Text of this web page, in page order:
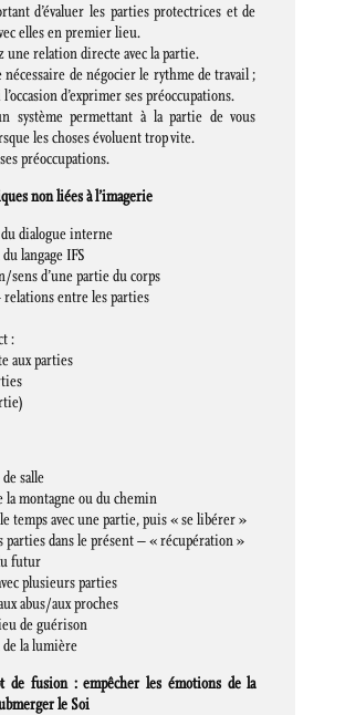
d’évaluer les parties protectrices et de
elles en premier lieu.
une relation directe avec la partie.
de négocier le rythme de travail ;
d’exprimer ses préoccupations.
système permettant à la partie de vous
les choses évoluent trop vite.
préoccupations.
non liées à l’imagerie
dialogue interne
langage IFS
sens d’une partie du corps
relations entre les parties
:
aux parties
salle
la montagne ou du chemin
temps avec une partie, puis « se libérer »
parties dans le présent – ​​« récupération »
futur
plusieurs parties
abus/aux proches
de guérison
la lumière
de fusion : empêcher les émotions de la
le Soi